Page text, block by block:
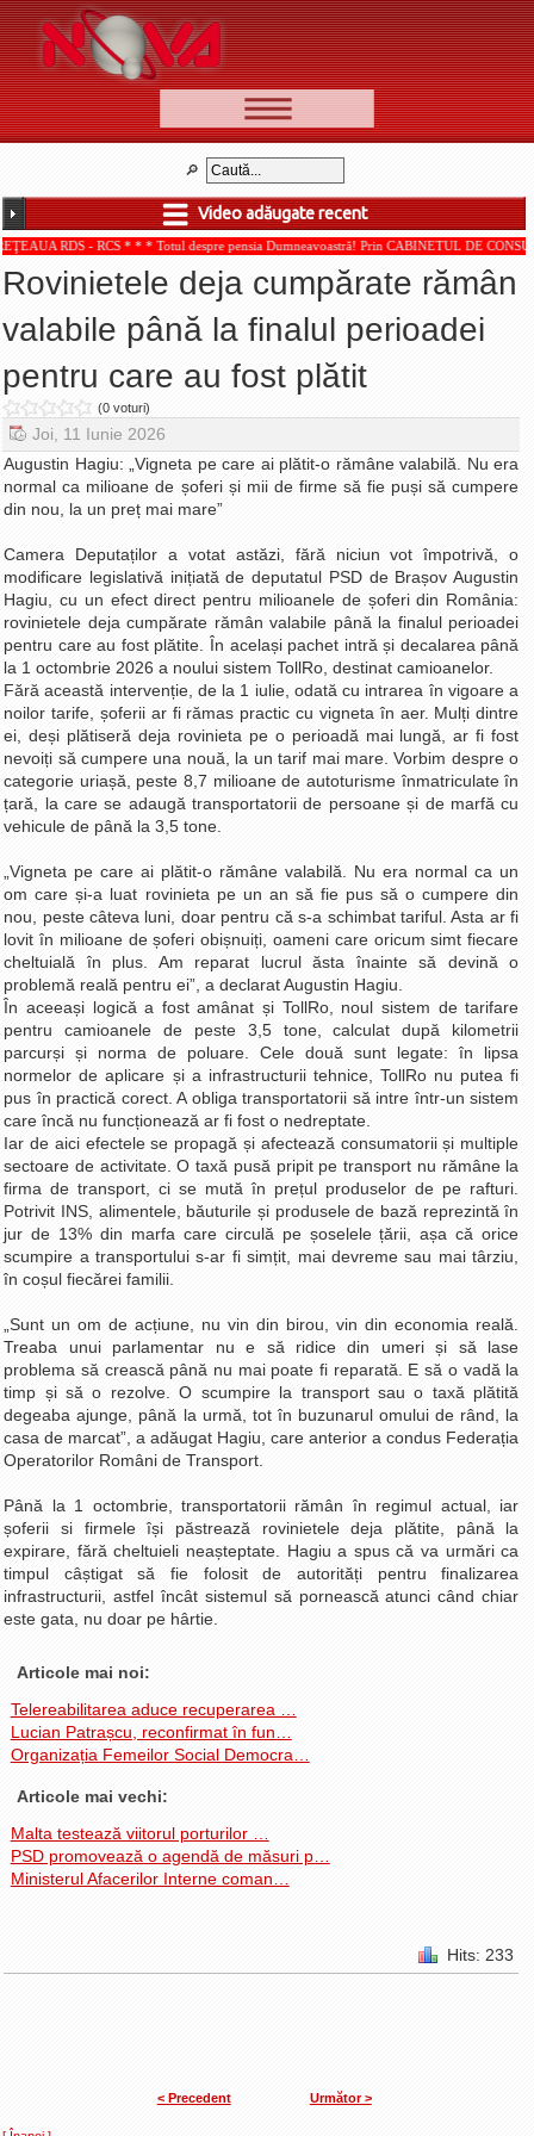
📰 Ştiri
🆕 Cele mai noi
Ştirile Nova TV
Poveşti din Braşov
Punct şi de la capăt
Faţă în faţă
Punctul pe I
BV-01-ADE
Aici pentru tine
De la Mic la Mare
La Ţintă
Subiecte grele
Dialoguri cu Ghişe
Bucuria Credinţei
Replica Braşovului
Zona Neutră
Contact
Video adăugate recent
RDS - RCS * * * Totul despre pensia Dumneavoastră! Prin CABINETUL DE
Rovinietele deja cumpărate rămân
valabile până la finalul perioadei
pentru care au fost plătit
(0 voturi)
Joi, 11 Iunie 2026
Augustin Hagiu: „Vigneta pe care ai plătit-o rămâne valabilă. Nu era
normal ca milioane de șoferi și mii de firme să fie puși să cumpere
din nou, la un preț mai mare”
Camera Deputaților a votat astăzi, fără niciun vot împotrivă, o
modificare legislativă inițiată de deputatul PSD de Brașov Augustin
Hagiu, cu un efect direct pentru milioanele de șoferi din România:
rovinietele deja cumpărate rămân valabile până la finalul perioadei
pentru care au fost plătite. În același pachet intră și decalarea până
la 1 octombrie 2026 a noului sistem TollRo, destinat camioanelor.
Fără această intervenție, de la 1 iulie, odată cu intrarea în vigoare a
noilor tarife, șoferii ar fi rămas practic cu vigneta în aer. Mulți dintre
ei, deși plătiseră deja rovinieta pe o perioadă mai lungă, ar fi fost
nevoiți să cumpere una nouă, la un tarif mai mare. Vorbim despre o
categorie uriașă, peste 8,7 milioane de autoturisme înmatriculate în
țară, la care se adaugă transportatorii de persoane și de marfă cu
vehicule de până la 3,5 tone.
„Vigneta pe care ai plătit-o rămâne valabilă. Nu era normal ca un
om care și-a luat rovinieta pe un an să fie pus să o cumpere din
nou, peste câteva luni, doar pentru că s-a schimbat tariful. Asta ar fi
lovit în milioane de șoferi obișnuiți, oameni care oricum simt fiecare
cheltuială în plus. Am reparat lucrul ăsta înainte să devină o
problemă reală pentru ei”, a declarat Augustin Hagiu.
În aceeași logică a fost amânat și TollRo, noul sistem de tarifare
pentru camioanele de peste 3,5 tone, calculat după kilometrii
parcurși și norma de poluare. Cele două sunt legate: în lipsa
normelor de aplicare și a infrastructurii tehnice, TollRo nu putea fi
pus în practică corect. A obliga transportatorii să intre într-un sistem
care încă nu funcționează ar fi fost o nedreptate.
Iar de aici efectele se propagă și afectează consumatorii și multiple
sectoare de activitate. O taxă pusă pripit pe transport nu rămâne la
firma de transport, ci se mută în prețul produselor de pe rafturi.
Potrivit INS, alimentele, băuturile și produsele de bază reprezintă în
jur de 13% din marfa care circulă pe șoselele țării, așa că orice
scumpire a transportului s-ar fi simțit, mai devreme sau mai târziu,
în coșul fiecărei familii.
„Sunt un om de acțiune, nu vin din birou, vin din economia reală.
Treaba unui parlamentar nu e să ridice din umeri și să lase
problema să crească până nu mai poate fi reparată. E să o vadă la
timp și să o rezolve. O scumpire la transport sau o taxă plătită
degeaba ajunge, până la urmă, tot în buzunarul omului de rând, la
casa de marcat”, a adăugat Hagiu, care anterior a condus Federația
Operatorilor Români de Transport.
Până la 1 octombrie, transportatorii rămân în regimul actual, iar
șoferii si firmele își păstrează rovinietele deja plătite, până la
expirare, fără cheltuieli neașteptate. Hagiu a spus că va urmări ca
timpul câștigat să fie folosit de autorități pentru finalizarea
infrastructurii, astfel încât sistemul să pornească atunci când chiar
este gata, nu doar pe hârtie.
Articole mai noi:
Telereabilitarea aduce recuperarea …
Lucian Patrașcu, reconfirmat în fun…
Organizația Femeilor Social Democra…
Articole mai vechi:
Malta testează viitorul porturilor …
PSD promovează o agendă de măsuri p…
Ministerul Afacerilor Interne coman…
Hits: 233
< Precedent Următor >